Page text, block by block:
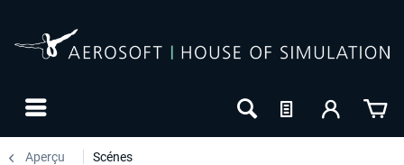
Aperçu Scénes